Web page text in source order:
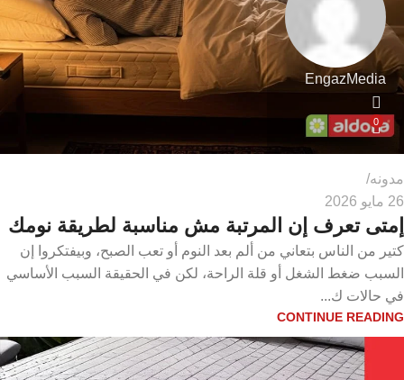
EngazMedia
0
مدونه
26 مايو 2026
إمتى تعرف إن المرتبة مش مناسبة لطريقة نومك
كتير من الناس بتعاني من ألم بعد النوم أو تعب الصبح، وبيفتكروا إن
السبب ضغط الشغل أو قلة الراحة، لكن في الحقيقة السبب الأساسي
في حالات ك...
CONTINUE READING